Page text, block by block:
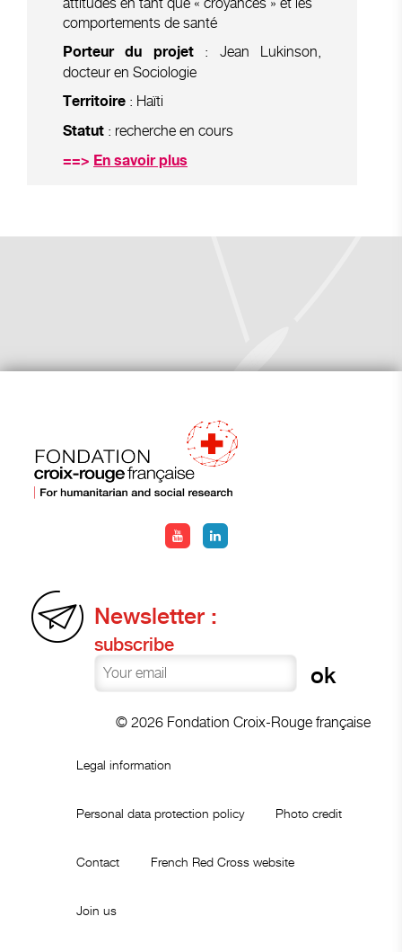
comportements de santé
Porteur du projet : Jean Lukinson,
docteur en Sociologie
Territoire : Haïti
Statut : recherche en cours
==> En savoir plus
Newsletter :
subscribe
© 2026 Fondation Croix-Rouge française
Legal information
Personal data protection policy Photo credit
Contact French Red Cross website
Join us